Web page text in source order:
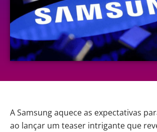
ASamsungaquece as expectativas
ao lançar um teaser intrigante que